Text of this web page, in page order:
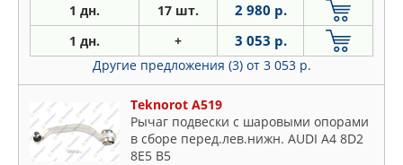
1 дн. 17 шт. 2 980 р.
1 дн. + 3 053 р.
Другие предложения (3) от 3 053 р.
Teknorot A519
Рычаг подвески с шаровыми опорами
в сборе перед.лев.нижн. AUDI A4 8D2
8E5 B5